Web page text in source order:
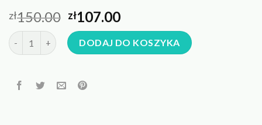
zł150.00 zł107.00
ilość wisiorek aniołekDODAJ DO KOSZYKA